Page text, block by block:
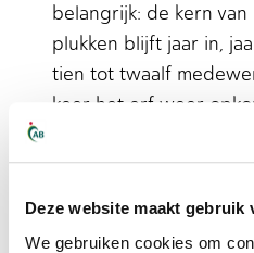
Deze website maakt gebruik
We gebruiken cookies om
belangrijk: de kern
plukken blijft jaar in,
tien tot twaalf
keer het erf weer
hier goed naar hun
terugkomen. Een